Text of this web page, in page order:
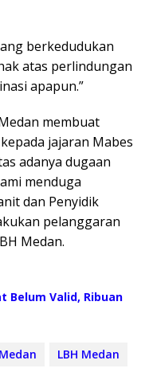
berkedudukan
atas perlindungan
apapun.”
membuat
jajaran Mabes
adanya dugaan
menduga
dan Penyidik
pelanggaran
Medan.
Belum Valid, Ribuan
LBH Medan